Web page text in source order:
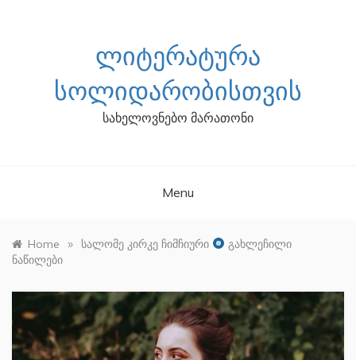
ᲚᲘᲢᲔᲠᲐᲢᲣᲠᲐ
ᲡᲝᲚᲘᲓᲐᲠᲝᲑᲘᲡᲗᲕᲘᲡ
სახელოვნებო მარათონი
Menu
Home » სალომე კირკე ჩიმჩიური
გახლეჩილი
ნაწილები